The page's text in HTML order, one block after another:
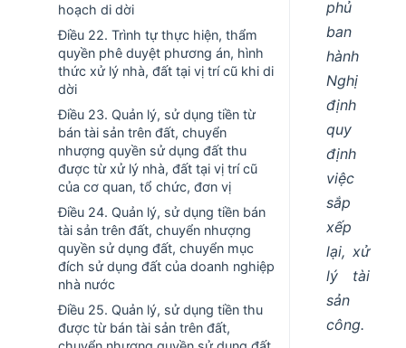
hoạch di dời
Điều 22. Trình tự thực hiện, thẩm
quyền phê duyệt phương án, hình
thức xử lý nhà, đất tại vị trí cũ khi di
dời
Điều 23. Quản lý, sử dụng tiền từ
bán tài sản trên đất, chuyển
nhượng quyền sử dụng đất thu
được từ xử lý nhà, đất tại vị trí cũ
của cơ quan, tổ chức, đơn vị
Điều 24. Quản lý, sử dụng tiền bán
tài sản trên đất, chuyển nhượng
quyền sử dụng đất, chuyển mục
đích sử dụng đất của doanh nghiệp
nhà nước
Điều 25. Quản lý, sử dụng tiền thu
được từ bán tài sản trên đất,
phủ
ban
hành
Nghị
định
quy
định
việc
sắp
xếp
lại, xử
lý tài
sản
công.